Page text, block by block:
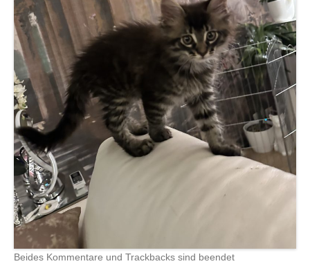
Beides Kommentare und Trackbacks sind beendet